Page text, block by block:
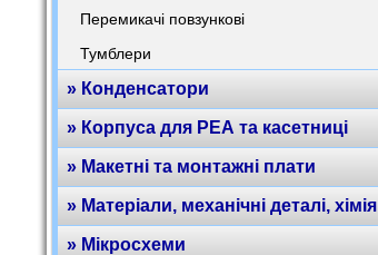
Перемикачі повзункові
Тумблери
» Конденсатори
» Корпуса для РЕА та касетниці
» Макетні та монтажні плати
» Матеріали, механічні деталі, хімія
» Мікросхеми